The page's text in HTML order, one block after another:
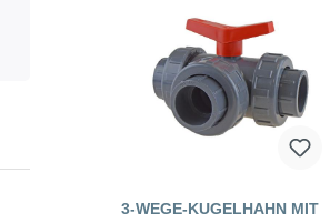
3-WEGE-KUGELHAHN MIT